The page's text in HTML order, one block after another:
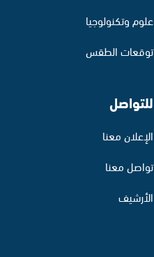
علوم وتكنولوجيا
توقعات الطقس
للتواصل
الإعلان معنا
تواصل معنا
الأرشيف